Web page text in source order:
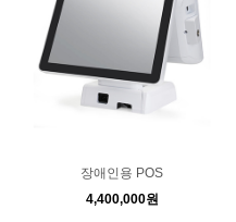
장애인용 POS
4,400,000원